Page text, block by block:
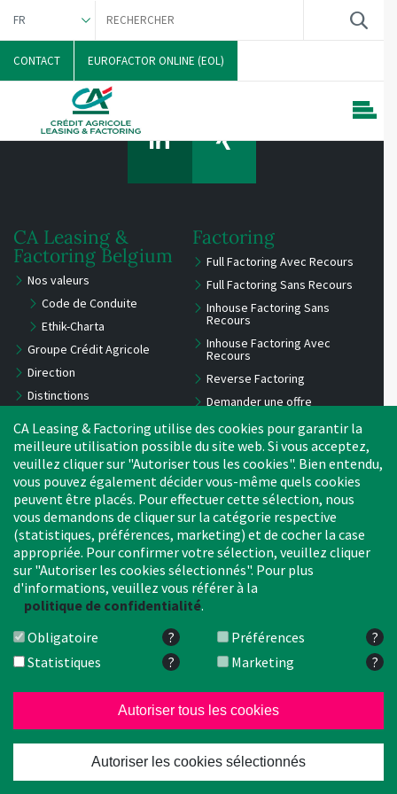
FR
NEDERLANDS
CONTACT EUROFACTOR ONLINE (EOL)
CA Leasing &
Factoring Belgium
Nos valeurs
Code de Conduite
Ethik-Charta
Groupe Crédit Agricole
Direction
Distinctions
Factoring
Full Factoring Avec Recours
Full Factoring Sans Recours
Inhouse Factoring Sans
Recours
Inhouse Factoring Avec
Recours
Reverse Factoring
Demander une offre
Contact
Personne de contact
L'outil de signalement
Emplacement
Peppol-ID
Carrière
CA Leasing & Factoring
Factoring
Recherche
Mentions légales
CA Leasing & Factoring utilise des cookies pour garantir la
meilleure utilisation possible du site web. Si vous acceptez,
veuillez cliquer sur "Autoriser tous les cookies". Bien entendu,
vous pouvez également décider vous-même quels cookies
peuvent être placés. Pour effectuer cette sélection, nous
vous demandons de cliquer sur la catégorie respective
(statistiques, préférences, marketing) et de cocher la case
appropriée. Pour confirmer votre sélection, veuillez cliquer
sur "Autoriser les cookies sélectionnés". Pour plus
d'informations, veuillez vous référer à la
politique de confidentialité.
Obligatoire
? Préférences
?
Statistiques
? Marketing ?
Autoriser les cookies sélectionnés
Autoriser tous les cookies